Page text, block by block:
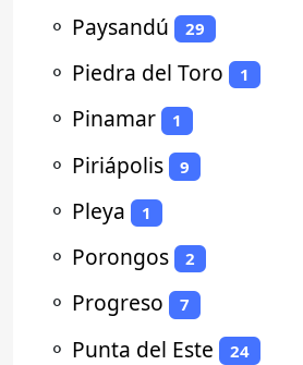
⚬ Paysandú 29
⚬ Piedra del Toro 1
⚬ Pinamar 1
⚬ Piriápolis 9
⚬ Pleya 1
⚬ Porongos 2
⚬ Progreso 7
⚬ Punta del Este 24